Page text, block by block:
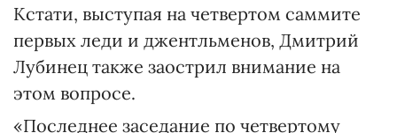
Кстати, выступая на четвертом саммите
первых леди и джентльменов, Дмитрий
Лубинец также заострил внимание на
этом вопросе.
«Последнее заседание по четвертому